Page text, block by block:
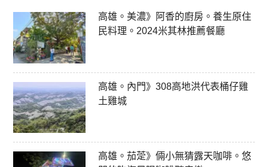
高雄。美濃》阿香的廚房。養生原住
民料理。2024米其林推薦餐廳
高雄。內門》308高地洪代表桶仔雞
土雞城
高雄。茄萣》倆小無猜露天咖啡。悠